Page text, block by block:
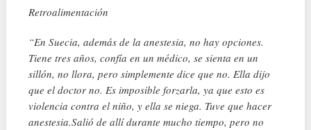
Retroalimentación
“En Suecia, además de la anestesia, no hay opciones.
Tiene tres años, confía en un médico, se sienta en un
sillón, no llora, pero simplemente dice que no. Ella dijo
que el doctor no. Es imposible forzarla, ya que esto es
violencia contra el niño, y ella se niega. Tuve que hacer
anestesia.Salió de allí durante mucho tiempo, pero no